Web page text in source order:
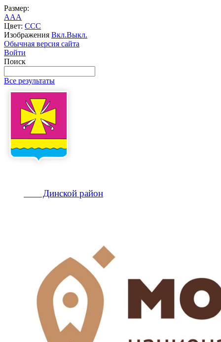
Размер:
AAA
Цвет: CCC
Изображения Вкл.Выкл.
Обычная версия сайта
Войти
Поиск
Все результаты
Динской район